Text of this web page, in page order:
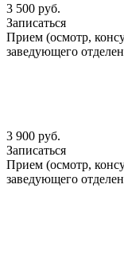
3 500 руб.
Записаться
Прием (осмотр,
заведующего
3 900 руб.
Записаться
Прием (осмотр,
заведующего